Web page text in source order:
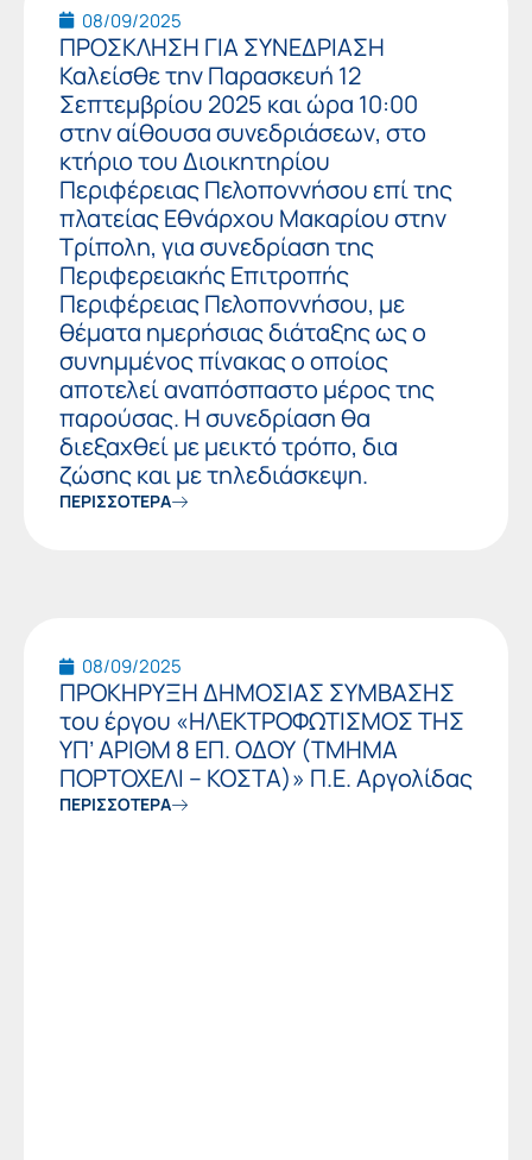
08/09/2025
ΠΡΟΣΚΛΗΣΗ ΓΙΑ ΣΥΝΕΔΡΙΑΣΗ
Καλείσθε την Παρασκευή 12
Σεπτεμβρίου 2025 και ώρα 10:00
στην αίθουσα συνεδριάσεων, στο
κτήριο του Διοικητηρίου
Περιφέρειας Πελοποννήσου επί της
πλατείας Εθνάρχου Μακαρίου στην
Τρίπολη, για συνεδρίαση της
Περιφερειακής Επιτροπής
Περιφέρειας Πελοποννήσου, με
θέματα ημερήσιας διάταξης ως ο
συνημμένος πίνακας ο οποίος
αποτελεί αναπόσπαστο μέρος της
παρούσας. Η συνεδρίαση θα
διεξαχθεί με μεικτό τρόπο, δια
ζώσης και με τηλεδιάσκεψη.
ΠΕΡΙΣΣΟΤΕΡΑ
08/09/2025
ΠΡΟΚΗΡΥΞΗ ΔΗΜΟΣΙΑΣ ΣΥΜΒΑΣΗΣ
του έργου «ΗΛΕΚΤΡΟΦΩΤΙΣΜΟΣ ΤΗΣ
ΥΠ’ ΑΡΙΘΜ 8 ΕΠ. ΟΔΟΥ (ΤΜΗΜΑ
ΠΟΡΤΟΧΕΛΙ – ΚΟΣΤΑ)» Π.Ε. Αργολίδας
ΠΕΡΙΣΣΟΤΕΡΑ